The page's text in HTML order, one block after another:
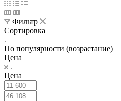
Фильтр
Сортировка
По популярности (возрастание)
Цена
Цена